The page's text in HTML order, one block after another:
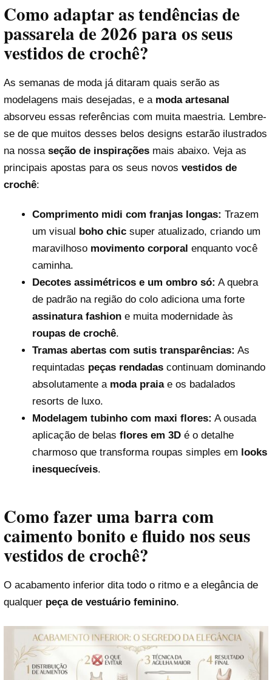
Como adaptar as tendências de
passarela de 2026 para os seus
vestidos de crochê?
As semanas de moda já ditaram quais serão as
modelagens mais desejadas, e a moda artesanal
absorveu essas referências com muita maestria. Lembre-
se de que muitos desses belos designs estarão ilustrados
na nossa seção de inspirações mais abaixo. Veja as
principais apostas para os seus novos vestidos de
crochê:
Comprimento midi com franjas longas: Trazem
um visual boho chicsuper atualizado, criando um
maravilhoso movimento corporal enquanto você
caminha.
Decotes assimétricos e um ombro só: A quebra
de padrão na região do colo adiciona uma forte
assinatura fashione muita modernidade às
roupas de crochê.
Tramas abertas com sutis transparências: As
requintadas peças rendadascontinuam dominando
absolutamente a moda praiae os badalados
resorts de luxo.
Modelagem tubinho com maxi flores: A ousada
aplicação de belas flores em 3Dé o detalhe
charmoso que transforma roupas simples em looks
inesquecíveis.
Como fazer uma barra com
caimento bonito e fluido nos seus
vestidos de crochê?
O acabamento inferior dita todo o ritmo e a elegância de
qualquer peça de vestuário feminino.